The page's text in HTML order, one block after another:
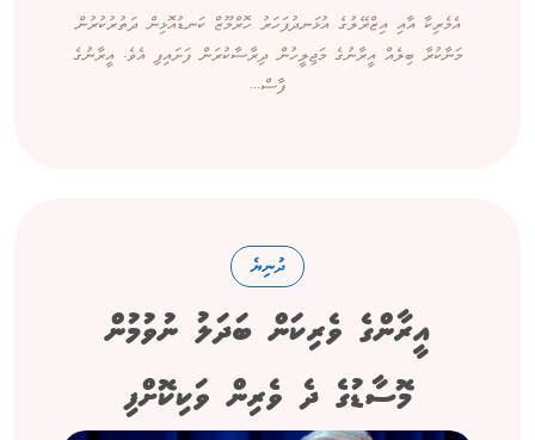
އެމެރިކާ އާއި އިޒްރޭލުގެ އުޅަނދުފަހަރު ހޮރްމޫޒް ކަނޑުއޮޅިން ދަތުރުކުރުން
މަނާކުރާ ބިލެއް އީރާނުގެ މަޖިލީހުން ދިރާސާކުރަން ފަށައިފި އެވެ. އީރާނުގެ
ފާސް...
ދުނިޔެ
އީރާންގެ ވެރިކަން ބަދަލު ނުވުމުން
މޮސާޑުގެ ދެ ވެރިން ވަކިކޮށްފި